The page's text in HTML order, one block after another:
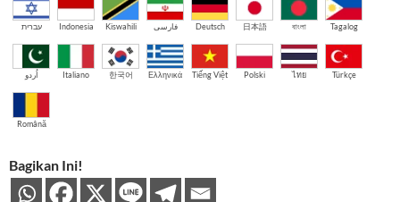
עברית Indonesia Kiswahili فارسی Deutsch 日本語 বাংলা Tagalog
اُردو Italiano 한국어 Ελληνικά Tiếng Việt Polski ไทย Türkçe
Română
Bagikan Ini!